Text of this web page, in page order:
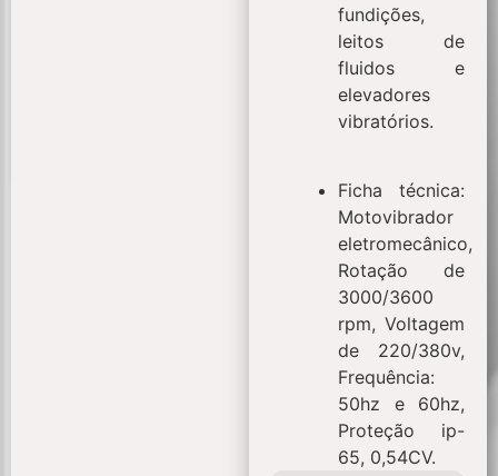
fundições,
leitos de
fluidos e
elevadores
vibratórios.
Ficha técnica:
Motovibrador
eletromecânico,
Rotação de
3000/3600
rpm, Voltagem
de 220/380v,
Frequência:
50hz e 60hz,
Proteção ip-
65, 0,54CV.